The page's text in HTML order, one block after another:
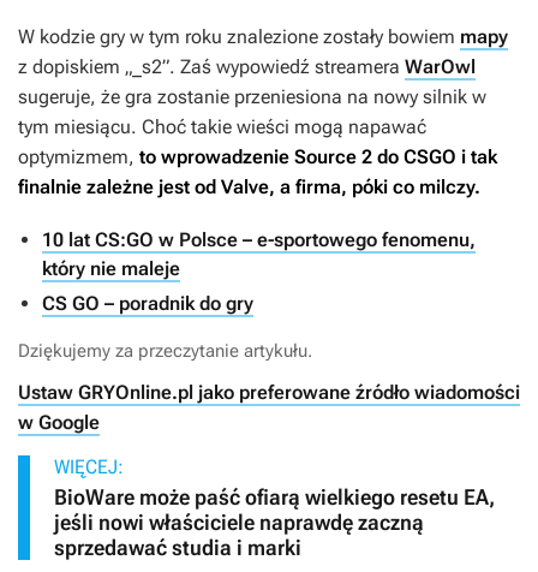
W kodzie gry w tym roku znalezione zostały bowiem mapy
z dopiskiem „_s2”. Zaś wypowiedź streamera WarOwl
sugeruje, że gra zostanie przeniesiona na nowy silnik w
tym miesiącu. Choć takie wieści mogą napawać
optymizmem, to wprowadzenie Source 2 do CSGO i tak
finalnie zależne jest od Valve, a firma, póki co milczy.
10 lat CS:GO w Polsce – e-sportowego fenomenu,
który nie maleje
CS GO – poradnik do gry
Dziękujemy za przeczytanie artykułu.
Ustaw GRYOnline.pl jako preferowane źródło wiadomości
w Google
WIĘCEJ:
BioWare może paść ofiarą wielkiego resetu EA,
jeśli nowi właściciele naprawdę zaczną
sprzedawać studia i marki